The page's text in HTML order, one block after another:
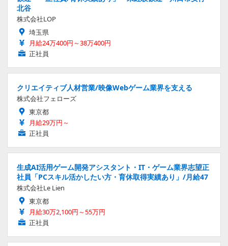
北谷
株式会社LOP
埼玉県
月給24万400円～38万400円
正社員
クリエイティブ人材営業/映像Webゲーム業界を支える
株式会社フェローズ
東京都
月給29万円～
正社員
生成AI活用ゲーム開発アシスタント・IT・ゲーム業界志望正
社員「PCスキル活かしたい方・育休取得実績あり」/月給47
株式会社Le Lien
東京都
月給30万2,100円～55万円
正社員